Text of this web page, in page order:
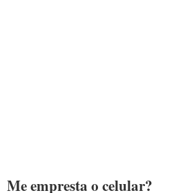
Me empresta o celular?